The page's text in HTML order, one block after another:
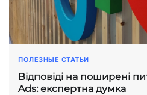
ПОЛЕЗНЫЕ СТАТЬИ
Відповіді на поширені
Ads: експертна думка